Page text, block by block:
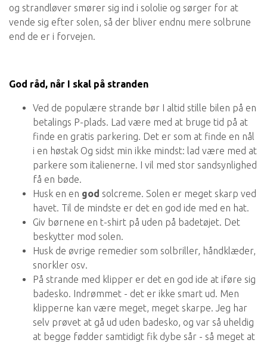
og strandløver smører sig ind i sololie og sørger for at
vende sig efter solen, så der bliver endnu mere solbrune
end de er i forvejen.
God råd, når I skal på stranden
Ved de populære strande bør I altid stille bilen på en
betalings P-plads. Lad være med at bruge tid på at
finde en gratis parkering. Det er som at finde en nål
i en høstak Og sidst min ikke mindst: lad være med at
parkere som italienerne. I vil med stor sandsynlighed
få en bøde.
Husk en en god solcreme. Solen er meget skarp ved
havet. Til de mindste er det en god ide med en hat.
Giv børnene en t-shirt på uden på badetøjet. Det
beskytter mod solen.
Husk de øvrige remedier som solbriller, håndklæder,
snorkler osv.
På strande med klipper er det en god ide at iføre sig
badesko. Indrømmet - det er ikke smart ud. Men
klipperne kan være meget, meget skarpe. Jeg har
selv prøvet at gå ud uden badesko, og var så uheldig
at begge fødder samtidigt fik dybe sår - så meget at